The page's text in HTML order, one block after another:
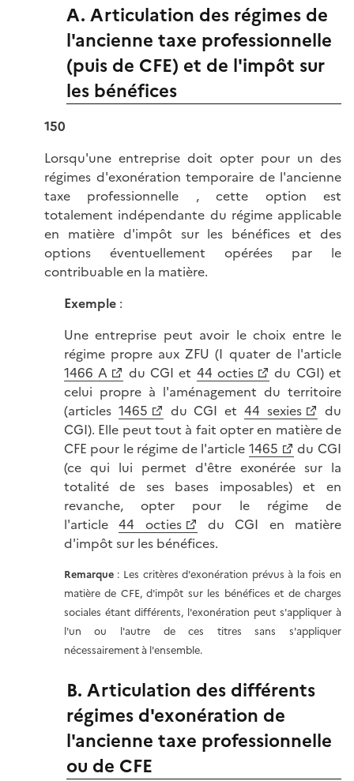
A. Articulation des régimes de
l'ancienne taxe professionnelle
(puis de CFE) et de l'impôt sur
les bénéfices
150
Lorsqu'une entreprise doit opter pour un des
régimes d'exonération temporaire de l'ancienne
taxe professionnelle , cette option est
totalement indépendante du régime applicable
en matière d'impôt sur les bénéfices et des
options éventuellement opérées par le
contribuable en la matière.
Exemple:
Une entreprise peut avoir le choix entre le
régime propre aux ZFU (I quater de l'article
1466 A
du CGI et 44 octies
du CGI) et
celui propre à l'aménagement du territoire
(articles 1465 du CGI et44 sexies
du
CGI). Elle peut tout à fait opter en matière de
CFE pour le régime de l'article 1465
du CGI
(ce qui lui permet d'être exonérée sur la
totalité de ses bases imposables) et en
revanche, opter pour le régime de
l'article44 octies
du CGI en matière
d'impôt sur les bénéfices.
Remarque: Les critères d'exonération prévus à la fois en
matière de CFE, d'impôt sur les bénéfices et de charges
sociales étant différents, l'exonération peut s'appliquer à
l'un ou l'autre de ces titres sans s'appliquer
nécessairement à l'ensemble.
B. Articulation des différents
régimes d'exonération de
l'ancienne taxe professionnelle
ou de CFE